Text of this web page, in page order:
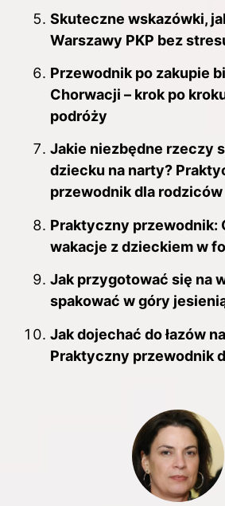
Skuteczne wskazówki,
Warszawy PKP bez
Przewodnik po zakupie
Chorwacji – krok po
podróży
Jakie niezbędne rzeczy
dziecku na narty?
przewodnik dla rodziców
Praktyczny przewodnik:
wakacje z dzieckiem w
Jak przygotować się na
spakować w góry
Jak dojechać do łazów
Praktyczny przewodnik